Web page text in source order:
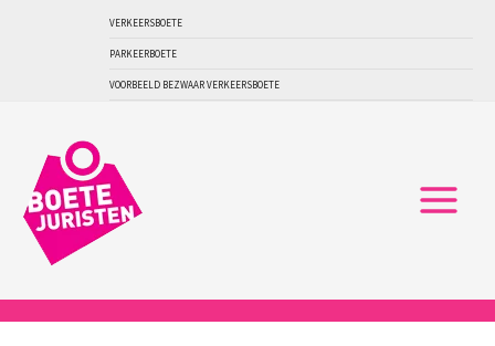
VERKEERSBOETE
PARKEERBOETE
VOORBEELD BEZWAAR VERKEERSBOETE